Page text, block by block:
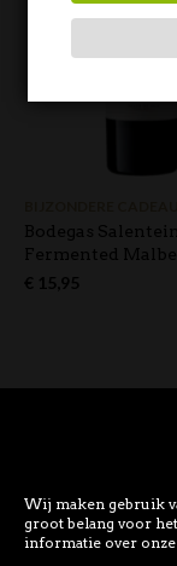
Bodegas
Fermented
€ 15,95
Wij maken gebruik
groot belang voor
informatie over